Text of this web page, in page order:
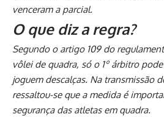
venceram a parcial.
O que diz a regra?
Segundo o artigo 109 do
vôlei de quadra, só o 1º árbitro
joguem descalças. Na transmissão
ressaltou-se que a medida é
segurança das atletas em quadra.